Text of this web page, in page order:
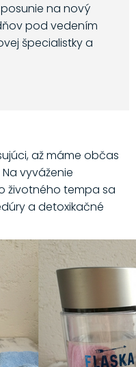
na nový
pod vedením
špecialistky a
až máme občas
vyváženie
životného tempa sa
a detoxikačné